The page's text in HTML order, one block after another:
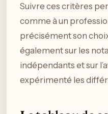
Suivre ces critères
comme à un
précisément son
également sur les
indépendants et sur
expérimenté les